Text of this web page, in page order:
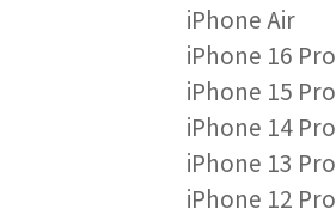
iPhone Air
iPhone 16 Pro
iPhone 15 Pro
iPhone 14 Pro
iPhone 13 Pro
iPhone 12 Pro